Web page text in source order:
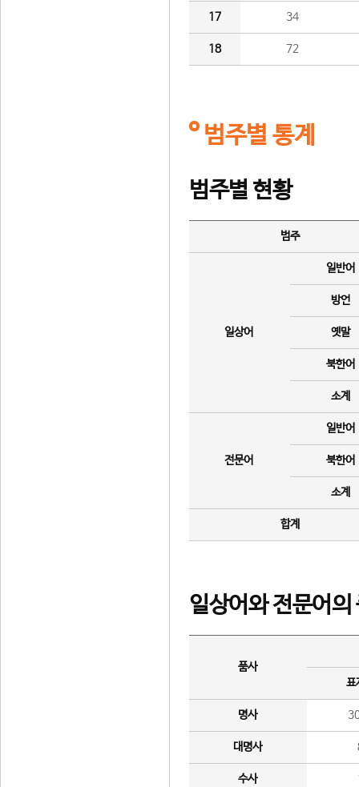
17 34
18 72
범주별 통계
범주별 현황
범주
일상어
일반어
방언
옛말
북한어
소계
전문어
일반어
북한어
소계
합계
일상어와 전문어의
품사
표
명사
대명사
수사